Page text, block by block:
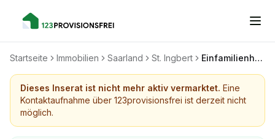
Startseite Immobilien Saarland St. Ingbert Einfamilienhaus in ruhiger und bevorzugter Wohnlage
Dieses Inserat ist nicht mehr aktiv vermarktet. Eine
Kontaktaufnahme über 123provisionsfrei ist derzeit nicht
möglich.